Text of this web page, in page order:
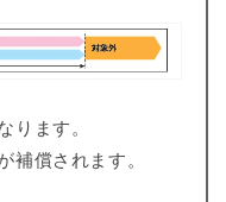
ります。
補償されます。